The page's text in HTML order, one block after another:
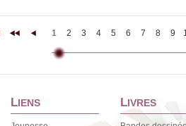
1 2 3 4 5 6 7 8 9
LIENS LIVRES